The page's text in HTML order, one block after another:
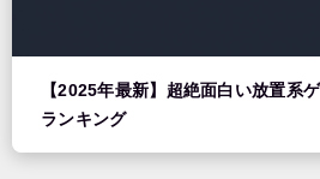
【2025年最新】超絶面白い放置
ランキング